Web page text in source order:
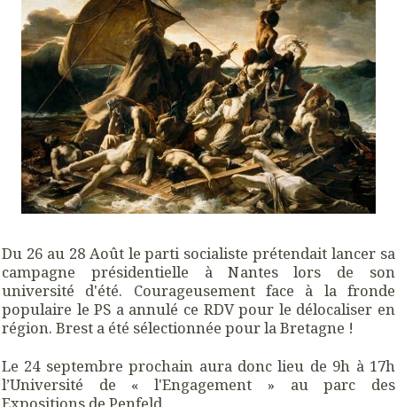
Du 26 au 28 Août le parti socialiste prétendait lancer sa
campagne présidentielle à Nantes lors de son
université d'été. Courageusement face à la fronde
populaire le PS a annulé ce RDV pour le délocaliser en
région. Brest a été sélectionnée pour la Bretagne !
Le 24 septembre prochain aura donc lieu de 9h à 17h
l’Université de « l'Engagement » au parc des